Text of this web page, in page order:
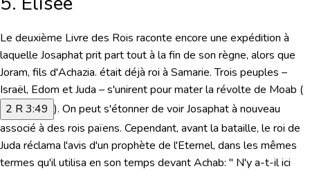
Le deuxième Livre des Rois raconte encore une expédition à
laquelle Josaphat prit part tout à la fin de son règne, alors que
Joram, fils d'Achazia. était déjà roi à Samarie. Trois peuples –
Israël, Edom et Juda – s'unirent pour mater la révolte de Moab (
2 R 3:49 ). On peut s'étonner de voir Josaphat à nouveau
associé à des rois païens. Cependant, avant la bataille, le roi de
Juda réclama l'avis d'un prophète de l'Eternel, dans les mêmes
termes qu'il utilisa en son temps devant Achab: " N'y a-t-il ici